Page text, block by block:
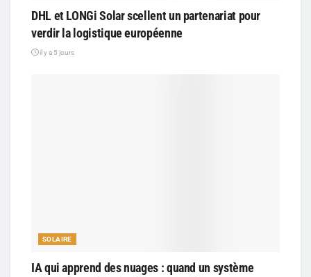
DHL et LONGi Solar scellent un partenariat pour
verdir la logistique européenne
il y a 5 jours
SOLAIRE
IA qui apprend des nuages : quand un système